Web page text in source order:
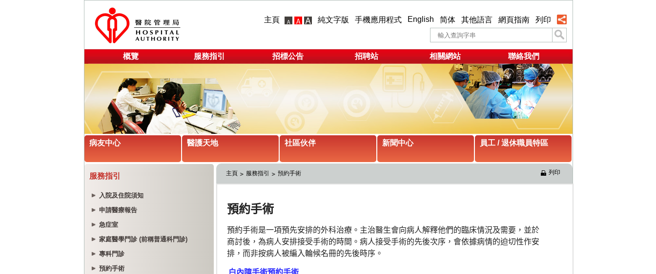
主頁 純文字版 手機應用程式 English 简体 其他語言 網頁指南 列印
概覽 服務指引 招標公告 招聘站 相關網站 聯絡我們
病友中心 醫護天地 社區伙伴 新聞中心 員工 / 退休職員特區
服務指引
入院及住院須知
申請醫療報告
急症室
家庭醫學門診 (前稱普通科門診)
專科門診
預約手術
主頁 服務指引 預約手術 列印